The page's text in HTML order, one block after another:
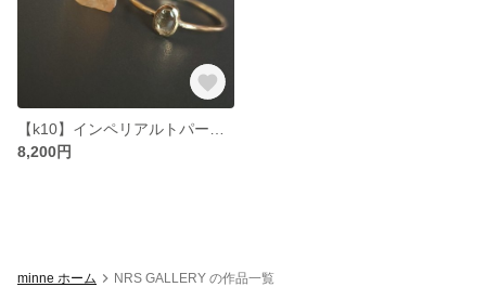
8,200円
minne ホーム NRS GALLERY の作品一覧